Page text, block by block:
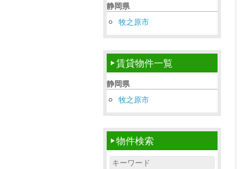
静岡県
牧之原市
賃貸物件一覧
静岡県
牧之原市
物件検索
Search for: